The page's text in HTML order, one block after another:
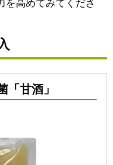
を高めてみてくださ
「甘酒」